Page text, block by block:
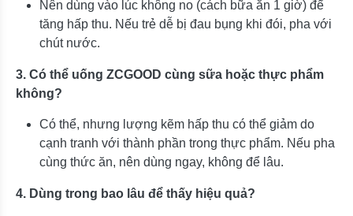
Nên dùng vào lúc không no (cách bữa ăn 1 giờ) để
tăng hấp thu. Nếu trẻ dễ bị đau bụng khi đói, pha với
chút nước.
3. Có thể uống ZCGOOD cùng sữa hoặc thực phẩm
không?
Có thể, nhưng lượng kẽm hấp thu có thể giảm do
cạnh tranh với thành phần trong thực phẩm. Nếu pha
cùng thức ăn, nên dùng ngay, không để lâu.
4. Dùng trong bao lâu để thấy hiệu quả?